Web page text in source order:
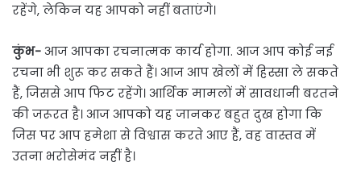
रहेंगे, लेकिन यह आपको नहीं बताएंगे।
कुंभ-आज आपका रचनात्मक कार्य होगा. आज आप कोई नई
रचना भी शुरू कर सकते हैं। आज आप खेलों में हिस्सा ले सकते
हैं, जिससे आप फिट रहेंगे। आर्थिक मामलों में सावधानी बरतने
की जरूरत है। आज आपको यह जानकर बहुत दुख होगा कि
जिस पर आप हमेशा से विश्वास करते आए हैं, वह वास्तव में
उतना भरोसेमंद नहीं है।